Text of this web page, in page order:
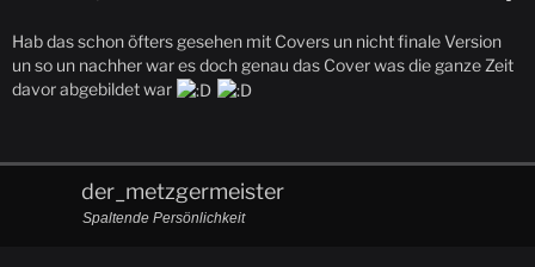
Hab das schon öfters gesehen mit Covers un nicht finale Version
un so un nachher war es doch genau das Cover was die ganze Zeit
davor abgebildet war
der_metzgermeister
Spaltende Persönlichkeit